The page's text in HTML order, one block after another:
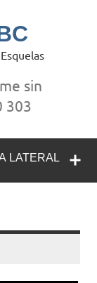
sin
303
LATERAL